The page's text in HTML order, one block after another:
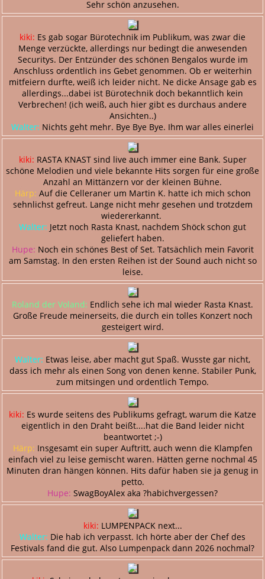
Sehr schön anzusehen.
kiki: Es gab sogar Bürotechnik im Publikum, was zwar die
Menge verzückte, allerdings nur bedingt die anwesenden
Securitys. Der Entzünder des schönen Bengalos wurde im
Anschluss ordentlich ins Gebet genommen. Ob er weiterhin
mitfeiern durfte, weiß ich leider nicht. Ne dicke Ansage gab es
allerdings...dabei ist Bürotechnik doch bekanntlich kein
Verbrechen! (ich weiß, auch hier gibt es durchaus andere
Ansichten..)
Walter: Nichts geht mehr. Bye Bye Bye. Ihm war alles einerlei
kiki: RASTA KNAST sind live auch immer eine Bank. Super
schöne Melodien und viele bekannte Hits sorgen für eine große
Anzahl an Mittänzern vor der kleinen Bühne.
Härp: Auf die Celleraner um Martin K. hatte ich mich schon
sehnlichst gefreut. Lange nicht mehr gesehen und trotzdem
wiedererkannt.
Walter: Jetzt noch Rasta Knast, nachdem Shöck schon gut
geliefert haben.
Hupe: Noch ein schönes Best of Set. Tatsächlich mein Favorit
am Samstag. In den ersten Reihen ist der Sound auch nicht so
leise.
Roland der Voland: Endlich sehe ich mal wieder Rasta Knast.
Große Freude meinerseits, die durch ein tolles Konzert noch
gesteigert wird.
Walter: Etwas leise, aber macht gut Spaß. Wusste gar nicht,
dass ich mehr als einen Song von denen kenne. Stabiler Punk,
zum mitsingen und ordentlich Tempo.
kiki: Es wurde seitens des Publikums gefragt, warum die Katze
eigentlich in den Draht beißt....hat die Band leider nicht
beantwortet ;-)
Härp: Insgesamt ein super Auftritt, auch wenn die Klampfen
einfach viel zu leise gemischt waren. Hätten gerne nochmal 45
Minuten dran hängen können. Hits dafür haben sie ja genug in
petto.
Hupe: SwagBoyAlex aka ?habichvergessen?
kiki: LUMPENPACK next...
Walter: Die hab ich verpasst. Ich hörte aber der Chef des
Festivals fand die gut. Also Lumpenpack dann 2026 nochmal?